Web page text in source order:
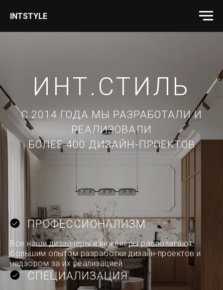
INTSTYLE
ИНТ.СТИЛЬ
С 2014 ГОДА МЫ РАЗРАБОТАЛИ И
РЕАЛИЗОВАЛИ
БОЛЕЕ 400 ДИЗАЙН-ПРОЕКТОВ
ПРОФЕССИОНАЛИЗМ
Все наши дизайнеры и инженеры располагают
большим опытом разработки дизайн-проектов и
надзором за их реализацией
СПЕЦИАЛИЗАЦИЯ